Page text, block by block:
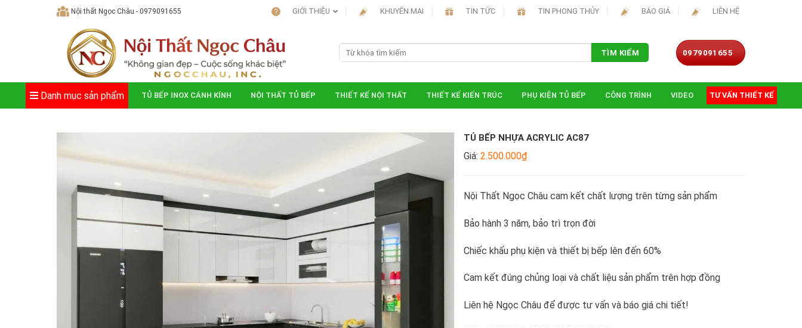
Nội thất Ngọc Châu - 0979091655 GIỚI THIỆU KHUYẾN MẠI TIN TỨC TIN PHONG THỦY BÁO GIÁ LIÊN HỆ
TÌM KIẾM 0979091655
Danh mục sản phẩm TỦ BẾP INOX CÁNH KÍNH NỘI THẤT TỦ BẾP THIẾT KẾ NỘI THẤT THIẾT KẾ KIẾN TRÚC PHỤ KIỆN TỦ BẾP CÔNG TRÌNH VIDEO TƯ VẤN THIẾT KẾ
TỦ BẾP NHỰA ACRYLIC AC87
Giá:2.500.000₫
Nội Thất Ngọc Châu cam kết chất lượng trên từng sản phẩm
Bảo hành 3 năm, bảo trì trọn đời
Chiếc khấu phụ kiện và thiết bị bếp lên đến 60%
Cam kết đúng chủng loại và chất liệu sản phẩm trên hợp đồng
Liên hệ Ngọc Châu để được tư vấn và báo giá chi tiết!